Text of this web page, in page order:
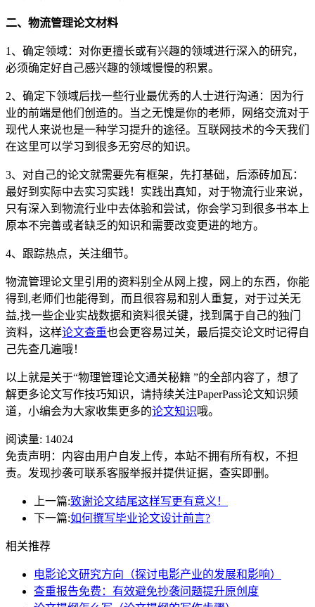
二、物流管理论文材料
1、确定领域：对你更擅长或有兴趣的领域进行深入的研究，
必须确定好自己感兴趣的领域慢慢的积累。
2、确定下领域后找一些行业最优秀的人士进行沟通：因为行
业的前端是他们创造的。当之无愧是你的老师，网络交流对于
现代人来说也是一种学习提升的途径。互联网技术的今天我们
在这里可以学习到很多无穷尽的知识。
3、对自己的论文就需要先有框架，先打基础，后添砖加瓦：
最好到实际中去实习实践！实践出真知，对于物流行业来说，
只有深入到物流行业中去体验和尝试，你会学习到很多书本上
原本不完善或者缺乏的知识和需要改变更进的地方。
4、跟踪热点，关注细节。
物流管理论文里引用的资料别全从网上搜，网上的东西，你能
得到,老师们也能得到，而且很容易和别人重复，对于过关无
益,找一些企业实战数据和资料很关键，找到属于自己的独门
资料，这样论文查重也会更容易过关，最后提交论文时记得自
己先查几遍哦！
以上就是关于“物理管理论文通关秘籍 ”的全部内容了，想了
解更多论文写作技巧知识，请持续关注PaperPass论文知识频
道，小编会为大家收集更多的论文知识哦。
阅读量: 14024
免责声明：内容由用户自发上传，本站不拥有所有权，不担
责。发现抄袭可联系客服举报并提供证据，查实即删。
上一篇:致谢论文结尾这样写更有意义！
下一篇:如何撰写毕业论文设计前言?
相关推荐
电影论文研究方向（探讨电影产业的发展和影响）
查重报告免费：有效避免抄袭问题提升原创度